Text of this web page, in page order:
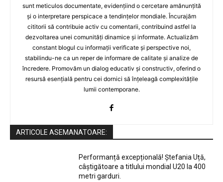
sunt meticulos documentate, evidențiind o cercetare amănunțită
și o interpretare perspicace a tendințelor mondiale. Încurajăm
cititorii să contribuie activ cu comentarii, contribuind astfel la
dezvoltarea unei comunități dinamice și informate. Actualizăm
constant blogul cu informații verificate și perspective noi,
stabilindu-ne ca un reper de informare de calitate și analize de
încredere. Promovăm un dialog educativ și constructiv, oferind o
resursă esențială pentru cei dornici să înțeleagă complexitățile
lumii contemporane.
ARTICOLE ASEMANATOARE:
Performanță excepțională! Ștefania Uță,
câștigătoare a titlului mondial U20 la 400
metri garduri.